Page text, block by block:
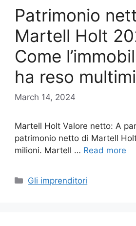
Patrimonio
Martell Holt
Come
ha reso
March 14, 2024
Martell Holt Valore netto: A
patrimonio netto di Martell
milioni. Martell … Read more
Categories
Gli imprenditori